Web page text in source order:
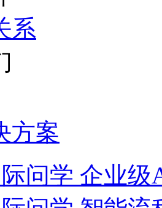
系
方案
问学 企业级